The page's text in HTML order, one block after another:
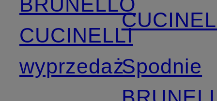
CUCINELLI
wyprzedażSpodnie